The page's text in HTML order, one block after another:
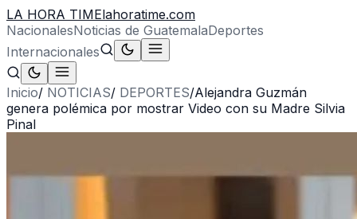
LA HORA TIMElahoratime.com
NacionalesNoticias de GuatemalaDeportes
Internacionales
Inicio/ NOTICIAS/ DEPORTES/Alejandra Guzmán
genera polémica por mostrar Video con su Madre Silvia
Pinal